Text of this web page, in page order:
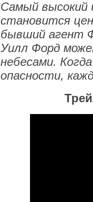
Самый высокий
становится
бывший агент
Уилл Форд
небесами.
опасности,